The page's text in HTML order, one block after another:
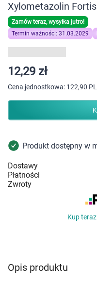
Zdrowie
Kobieta w ciąży i mama
Dziecko
Higiena
Kosmetyki
Mężczyzna
Zdrowy styl życia
Sprzęt medyczny
Grupy produktowe
Xylometazolin
Zamów teraz, wysyłka jutro!
Termin ważności: 31.03.2029
12,29 zł
Cena jednostkowa: 122,90
Produkt dostępny w
Dostawy
Płatności
Zwroty
Kup
Opis produktu